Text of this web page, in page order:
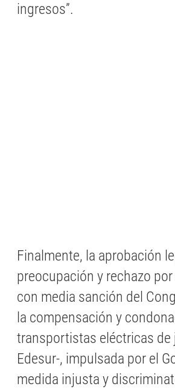
ingresos”.
Finalmente, la aprobación
preocupación y rechazo
con media sanción del
la compensación y
transportistas eléctricas
Edesur-, impulsada por el
medida injusta y